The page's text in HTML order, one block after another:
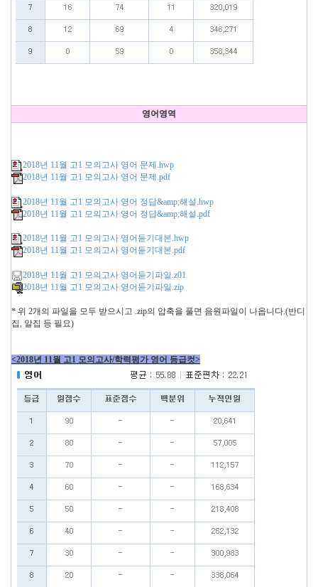
영어영역
2018년 11월 고1 모의고사 영어 문제.hwp
2018년 11월 고1 모의고사 영어 문제.pdf
2018년 11월 고1 모의고사 영어 정답&amp;해설.hwp
2018년 11월 고1 모의고사 영어 정답&amp;해설.pdf
2018년 11월 고1 모의고사 영어듣기대본.hwp
2018년 11월 고1 모의고사 영어듣기대본.pdf
2018년 11월 고1 모의고사 영어듣기파일.z01
2018년 11월 고1 모의고사 영어듣기파일.zip
* 위 2개의 파일을 모두 받으시고 .zip의 압축을 풀면 음원파일이 나옵니다.(반디
집, 알집 등 필요)
<2018년 11월 고1 모의고사/학력평가 영어 등급컷>